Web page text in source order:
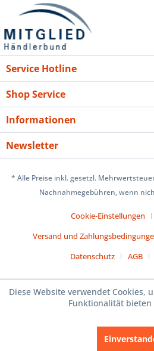
Service Hotline
Shop Service
Informationen
Newsletter
* Alle Preise inkl. gesetzl.
Nachnahmegebühren, wenn
Cookie-Einstellungen
Versand und
Datenschutz
AGB
Diese Website verwendet Cookies,
Funktionalität bieten